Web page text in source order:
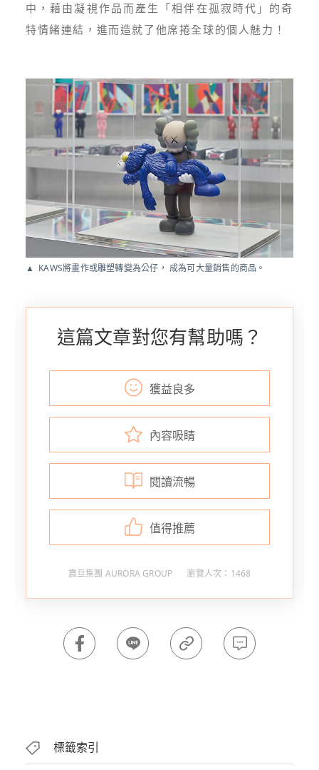
中，藉由凝視作品而產生「相伴在孤寂時代」的奇
特情緒連結，進而造就了他席捲全球的個人魅力！
KAWS將畫作或雕塑轉變為公仔， 成為可大量銷售的商品。
這篇文章對您有幫助嗎？
獲益良多
內容吸睛
閱讀流暢
值得推薦
震旦集團 AURORA GROUP 瀏覽人次：1468
標籤索引